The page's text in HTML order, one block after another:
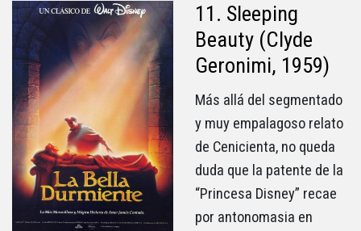
11. Sleeping
Beauty (Clyde
Geronimi, 1959)
Más allá del segmentado
y muy empalagoso relato
de Cenicienta, no queda
duda que la patente de la
“Princesa Disney” recae
por antonomasia en